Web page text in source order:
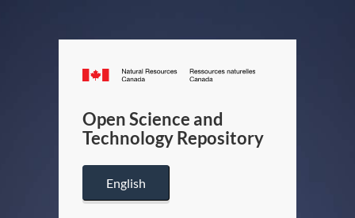
Canada.ca
/
Canada
Open Science and
Technology Repository
English